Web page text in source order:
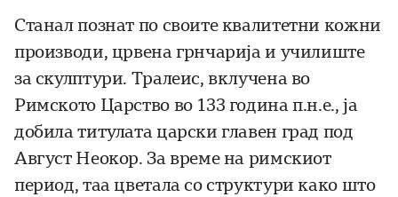
Станал познат по своите квалитетни кожни
производи, црвена грнчарија и училиште
за скулптури. Тралеис, вклучена во
Римското Царство во 133 година п.н.е., ја
добила титулата царски главен град под
Август Неокор. За време на римскиот
период, таа цветала со структури како што